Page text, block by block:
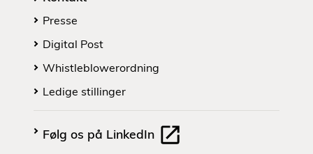
Presse
Digital Post
Whistleblowerordning
Ledige stillinger
Følg os på LinkedIn